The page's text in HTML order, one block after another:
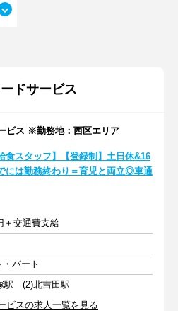
ドサービス
ビス ※勤務地：西区エリア
食スタッフ】【登録制】土日休&16
には勤務終わり＝育児と両立◎車通
＋交通費支給
パート
駅 (2)北吉田駅
ビスの求人一覧を見る